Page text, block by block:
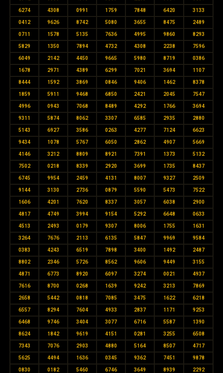
6274 4308 0991 1759 7848 6420 3133
0412 9626 8742 5080 3655 8475 2489
0711 1578 5135 7636 4995 9860 8293
5829 1350 7894 4732 4308 2238 7596
6049 2142 4450 9665 5980 8719 0386
1678 2971 4389 6299 7021 3694 1107
8444 1592 3869 0846 9406 1462 8378
1859 5911 9468 6850 2421 2045 7547
4996 0943 7068 8489 4292 1766 3694
9311 5874 8062 3307 6585 2935 2880
5143 6927 3586 0263 4277 7124 6623
9434 1078 5767 6050 2862 4907 5669
4146 3212 8809 8921 7391 1373 5132
7502 0218 8339 2920 3699 1735 8437
6745 9954 2459 4131 8007 9327 2509
9144 3130 2736 0879 5590 5473 7522
1606 4201 7620 8337 3057 6038 2900
4817 4749 3994 9154 5292 6648 0633
4513 2493 0179 9307 8006 1755 1631
3264 7676 2113 6135 5847 9969 9584
0383 4243 6519 7898 3400 1492 2487
8802 2346 5726 8562 9606 9449 3155
4871 6773 8920 6097 3274 0021 4937
7616 8700 0268 1639 9242 3213 7869
2658 5442 0818 7085 3475 1622 6218
6557 8294 7604 4933 2837 1171 9253
6468 9746 3404 3077 6716 5587 1390
8624 1842 9619 4151 0281 3255 6508
7343 7076 2903 4880 5164 8507 4717
5625 4494 1636 0345 9362 7451 9878
0830 0182 5460 6746 3649 8939 2292